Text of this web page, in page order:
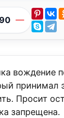
вождение
принимал
Просит
запрещена.